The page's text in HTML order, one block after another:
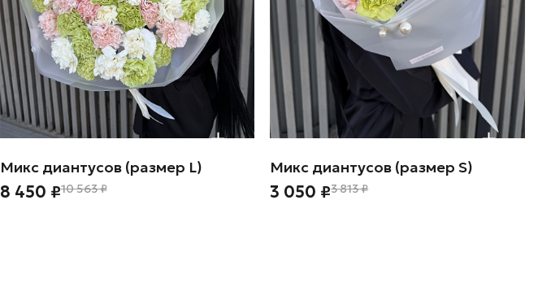
Микс диантусов (размер L)
8 450 ₽10 563 ₽
Микс диантусов (размер S)
3 050 ₽3 813 ₽